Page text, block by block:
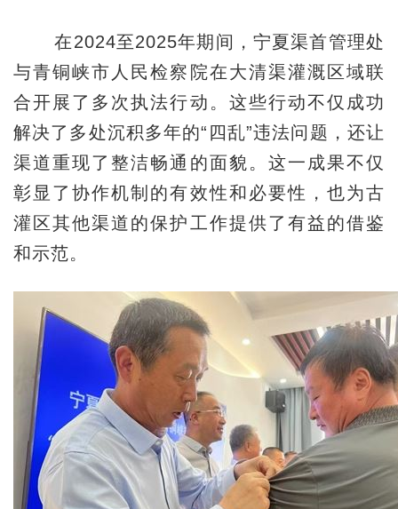
在2024至2025年期间，宁夏渠首管理处
与青铜峡市人民检察院在大清渠灌溉区域联
合开展了多次执法行动。这些行动不仅成功
解决了多处沉积多年的“四乱”违法问题，还让
渠道重现了整洁畅通的面貌。这一成果不仅
彰显了协作机制的有效性和必要性，也为古
灌区其他渠道的保护工作提供了有益的借鉴
和示范。